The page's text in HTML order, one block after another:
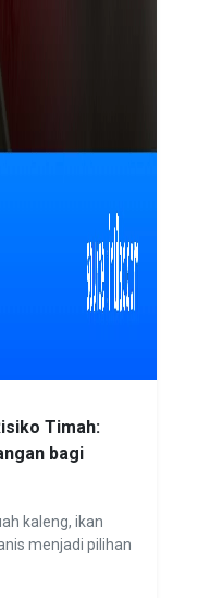
Timah:
bagi
kaleng, ikan
menjadi pilihan